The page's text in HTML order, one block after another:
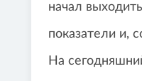
начал
показатели и,
На